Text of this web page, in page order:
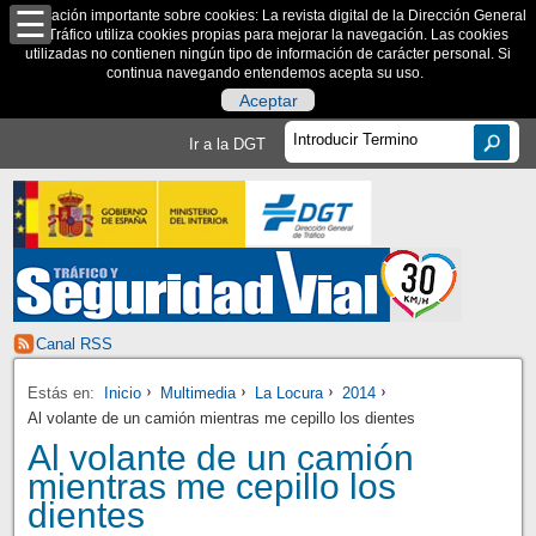
Información importante sobre cookies: La revista digital de la Dirección General
de Tráfico utiliza cookies propias para mejorar la navegación. Las cookies
utilizadas no contienen ningún tipo de información de carácter personal. Si
continua navegando entendemos acepta su uso.
Aceptar
Ir a la DGT
Canal RSS
Estás en: Inicio Multimedia La Locura
2014
Al volante de un camión mientras me cepillo los dientes
Al volante de un camión
mientras me cepillo los
dientes